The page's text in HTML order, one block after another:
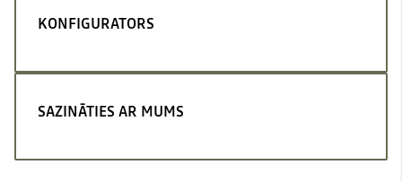
KONFIGURATORS
SAZINĀTIES AR MUMS